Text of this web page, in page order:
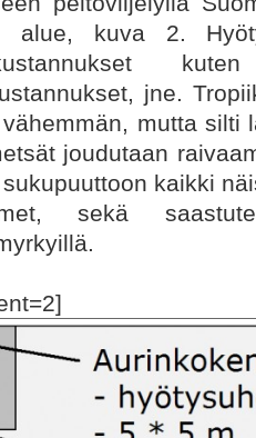
alue, kuva 2.
jne.
mutta silti
joudutaan
kaikki
sekä